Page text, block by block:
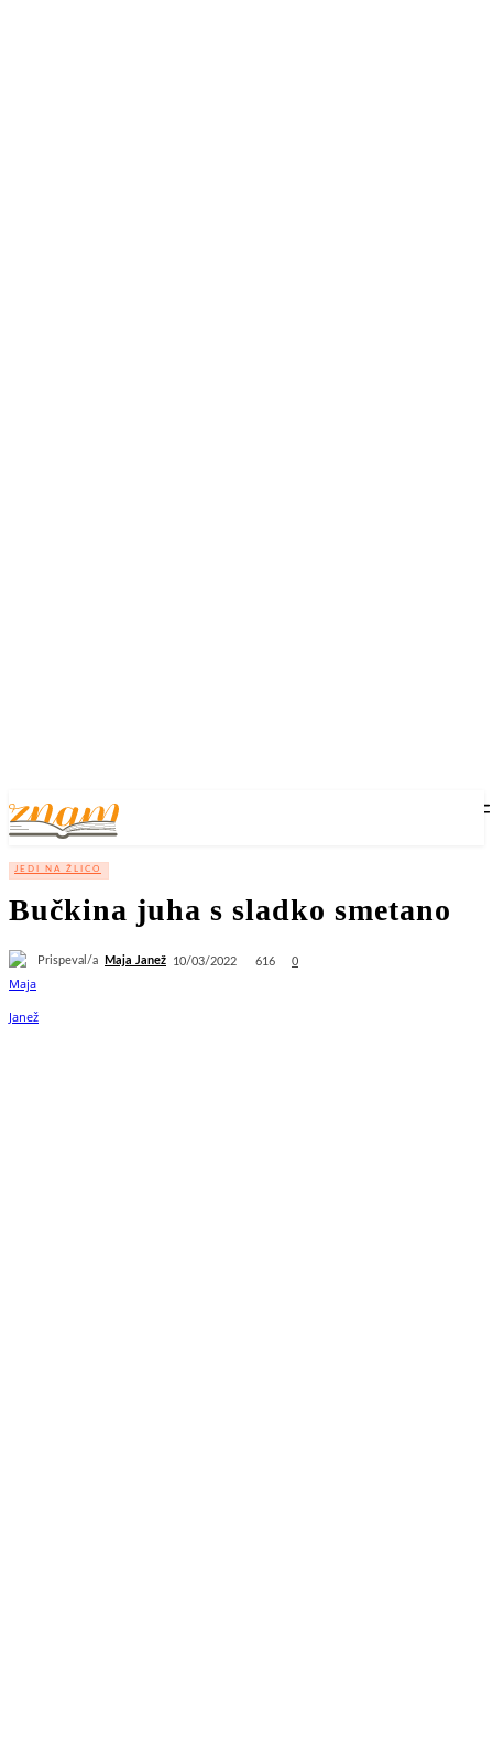
JEDI NA ŽLICO
Bučkina juha s sladko smetano
Prispeval/a Maja Janež 10/03/2022 616 0